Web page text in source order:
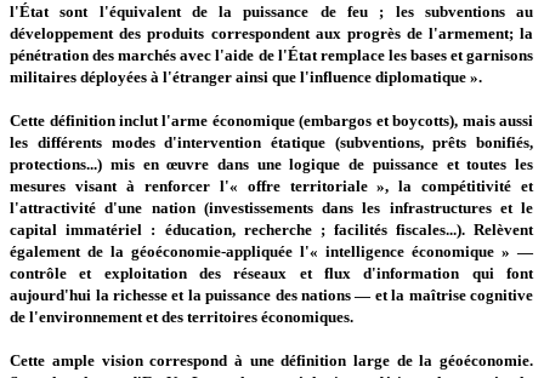
l'État sont l'équivalent de la puissance de feu ; les subventions au
développement des produits correspondent aux progrès de l'armement; la
pénétration des marchés avec l'aide de l'État remplace les bases et garnisons
militaires déployées à l'étranger ainsi que l'influence diplomatique ».
Cette définition inclut l'arme économique (embargos et boycotts), mais aussi
les différents modes d'intervention étatique (subventions, prêts bonifiés,
protections...) mis en œuvre dans une logique de puissance et toutes les
mesures visant à renforcer l'« offre territoriale », la compétitivité et
l'attractivité d'une nation (investissements dans les infrastructures et le
capital immatériel : éducation, recherche ; facilités fiscales...). Relèvent
également de la géoéconomie-appliquée l'« intelligence économique » —
contrôle et exploitation des réseaux et flux d'information qui font
aujourd'hui la richesse et la puissance des nations — et la maîtrise cognitive
de l'environnement et des territoires économiques.
Cette ample vision correspond à une définition large de la géoéconomie.